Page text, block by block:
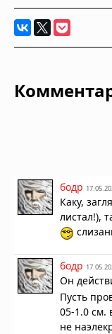
бодр
Каку,
листал!),
бодр
Он
Пусть
05-1.0 см.
не